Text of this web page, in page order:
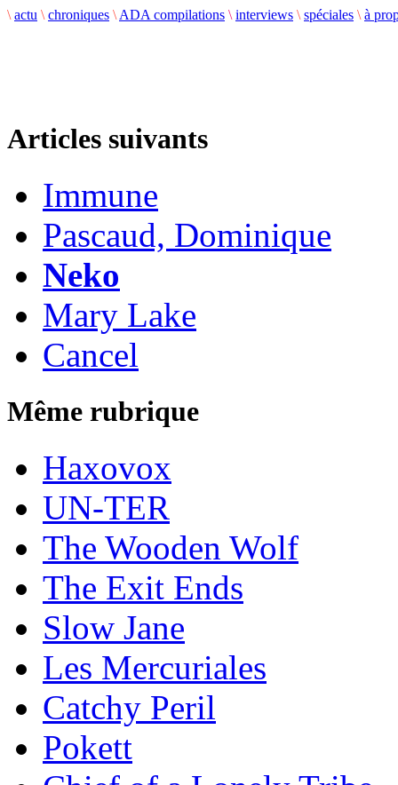
\ actu \ chroniques \ ADA compilations \ interviews \ spéciales \ à
Articles suivants
Immune
Pascaud, Dominique
Neko
Mary Lake
Cancel
Même rubrique
Haxovox
UN-TER
The Wooden Wolf
The Exit Ends
Slow Jane
Les Mercuriales
Catchy Peril
Pokett